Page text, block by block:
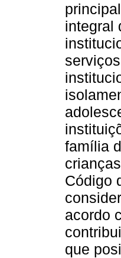
integral
família
Código
acordo
que